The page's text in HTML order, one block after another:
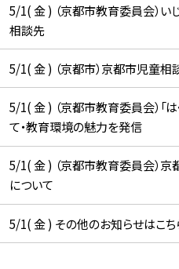
5/1( 金 ) （京都市教育委員会）い
相談先
5/1( 金 ) （京都市）京都市児童
5/1( 金 ) （京都市教育委員会）「
て・教育環境の魅力を発信
5/1( 金 ) （京都市教育委員会）
について
5/1( 金 ) その他のお知らせはこち